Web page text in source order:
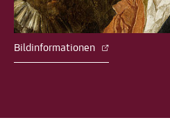
Bildinformationen